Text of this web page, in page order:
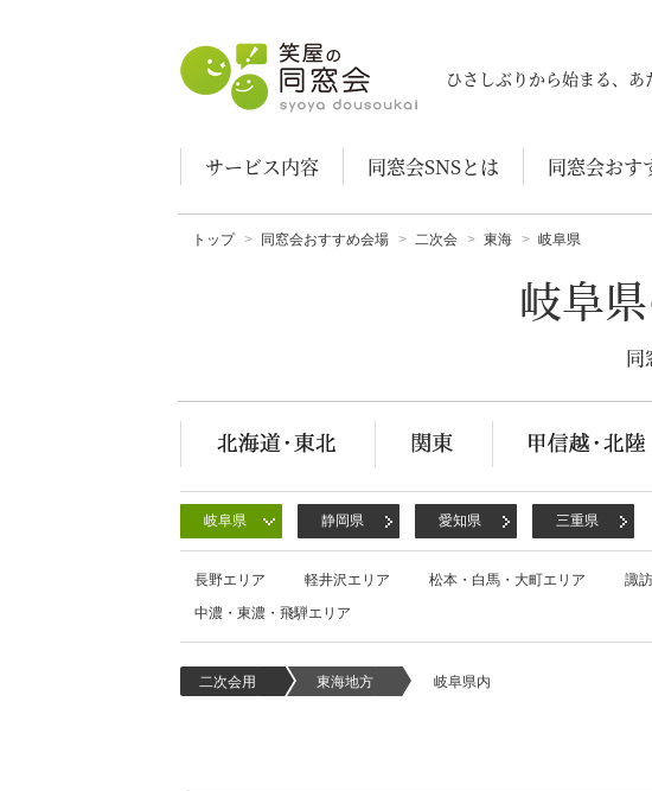
笑屋の同窓会
ひさしぶりから始まる、
サービス内容 同窓会SNSとは 同窓会おす
トップ 同窓会おすすめ会場 二次会 東海 岐阜県
岐阜
同
岐阜県 静岡県 愛知県 三重県
長野エリア 軽井沢エリア 松本・白馬・大町エリア 諏
中濃・東濃・飛騨エリア
二次会用 東海地方 岐阜県内